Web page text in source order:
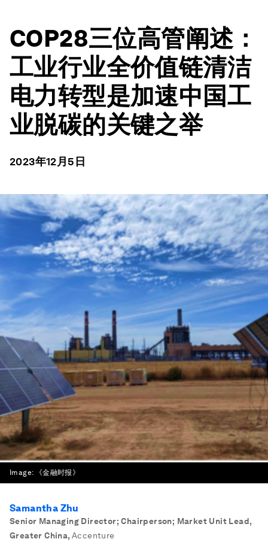
COP28三位高管阐述：
工业行业全价值链清洁
电力转型是加速中国工
业脱碳的关键之举
2023年12月5日
Image: 《金融时报》
Samantha Zhu
Senior Managing Director; Chairperson; Market Unit Lead,
Greater China, Accenture